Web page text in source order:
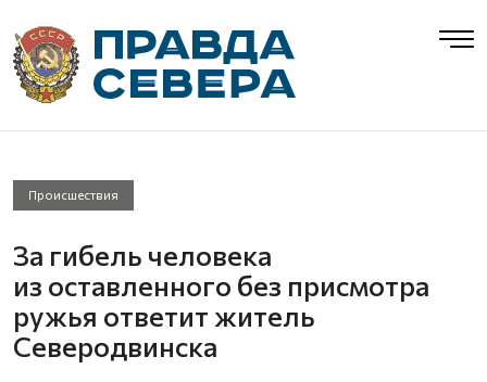
Происшествия
За гибель человека
из оставленного без присмотра
ружья ответит житель
Северодвинска